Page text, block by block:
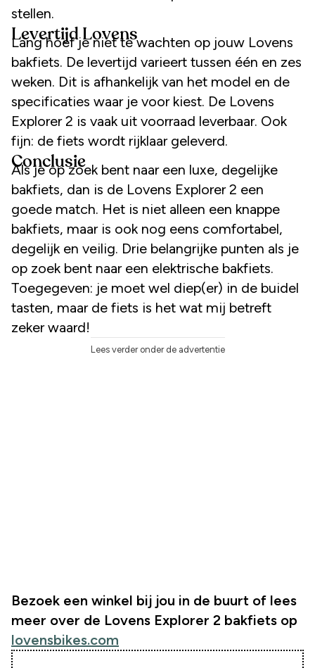
stellen.
Levertijd Lovens
Lang hoef je niet te wachten op jouw Lovens
bakfiets. De levertijd varieert tussen één en zes
weken. Dit is afhankelijk van het model en de
specificaties waar je voor kiest. De Lovens
Explorer 2 is vaak uit voorraad leverbaar. Ook
fijn: de fiets wordt rijklaar geleverd.
Conclusie
Als je op zoek bent naar een luxe, degelijke
bakfiets, dan is de Lovens Explorer 2 een
goede match. Het is niet alleen een knappe
bakfiets, maar is ook nog eens comfortabel,
degelijk en veilig. Drie belangrijke punten als je
op zoek bent naar een elektrische bakfiets.
Toegegeven: je moet wel diep(er) in de buidel
tasten, maar de fiets is het wat mij betreft
zeker waard!
Lees verder onder de advertentie
Bezoek een winkel bij jou in de buurt of lees
meer over de Lovens Explorer 2 bakfiets op
lovensbikes.com